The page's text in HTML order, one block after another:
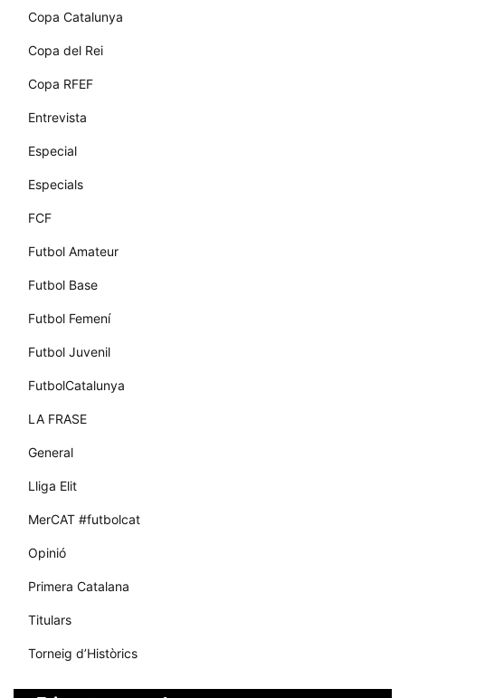
Copa Catalunya
Copa del Rei
Copa RFEF
Entrevista
Especial
Especials
FCF
Futbol Amateur
Futbol Base
Futbol Femení
Futbol Juvenil
FutbolCatalunya
LA FRASE
General
Lliga Elit
MerCAT #futbolcat
Opinió
Primera Catalana
Titulars
Torneig d’Històrics